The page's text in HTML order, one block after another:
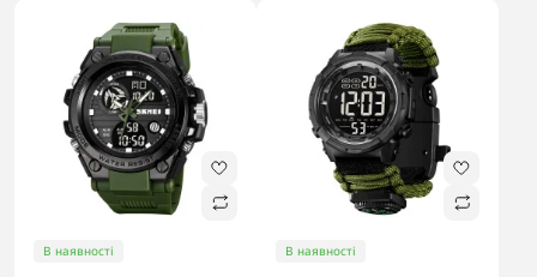
В наявності В наявності